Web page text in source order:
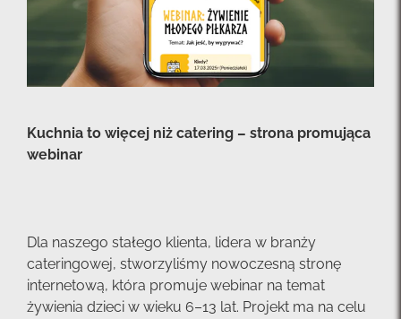
Kuchnia to więcej niż catering – strona promująca
webinar
Dla naszego stałego klienta, lidera w branży
cateringowej, stworzyliśmy nowoczesną stronę
internetową, która promuje webinar na temat
żywienia dzieci w wieku 6–13 lat. Projekt ma na celu